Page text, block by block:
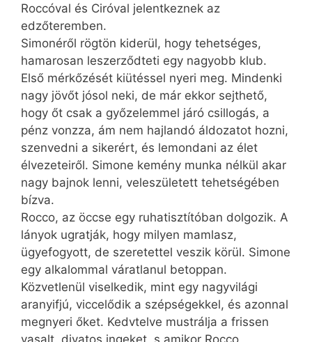
Roccóval és Ciróval jelentkeznek az
edzőteremben.
Simonéről rögtön kiderül, hogy tehetséges,
hamarosan leszerződteti egy nagyobb klub.
Első mérkőzését kiütéssel nyeri meg. Mindenki
nagy jövőt jósol neki, de már ekkor sejthető,
hogy őt csak a győzelemmel járó csillogás, a
pénz vonzza, ám nem hajlandó áldozatot hozni,
szenvedni a sikerért, és lemondani az élet
élvezeteiről. Simone kemény munka nélkül akar
nagy bajnok lenni, veleszületett tehetségében
bízva.
Rocco, az öccse egy ruhatisztítóban dolgozik. A
lányok ugratják, hogy milyen mamlasz,
ügyefogyott, de szeretettel veszik körül. Simone
egy alkalommal váratlanul betoppan.
Közvetlenül viselkedik, mint egy nagyvilági
aranyifjú, viccelődik a szépségekkel, és azonnal
megnyeri őket. Kedvtelve mustrálja a frissen
vasalt, divatos ingeket, s amikor Rocco